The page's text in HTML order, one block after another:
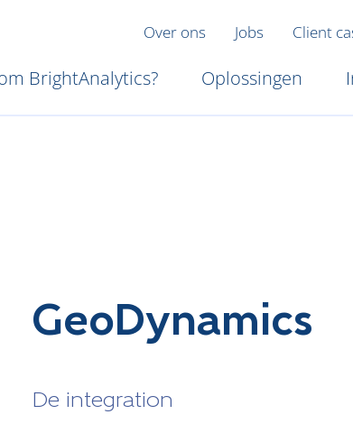
Over ons Jobs Client
BrightAnalytics? Oplossingen
GeoDynamics
De integration